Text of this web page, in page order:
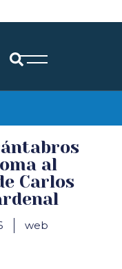
al
Carlos
web